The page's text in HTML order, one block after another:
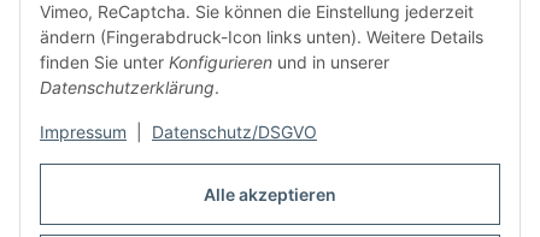
Alle akzeptieren
Vimeo, ReCaptcha. Sie können die Einstellung jederzeit
ändern (Fingerabdruck-Icon links unten). Weitere Details
finden Sie unter Konfigurieren und in unserer
Datenschutzerklärung.
Impressum Datenschutz/DSGVO
Informationen
Rechtliches